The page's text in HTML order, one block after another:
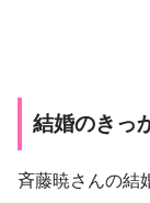
結婚のきっ
斉藤暁さんの結